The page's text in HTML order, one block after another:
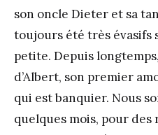
son oncle Dieter et sa
toujours été très évasifs
petite. Depuis
d’Albert, son premier
qui est banquier. Nous
quelques mois, pour